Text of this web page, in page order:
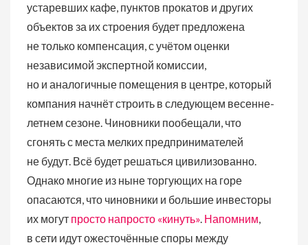
устаревших кафе, пунктов прокатов и других
объектов за их строения будет предложена
не только компенсация, с учётом оценки
независимой экспертной комиссии,
но и аналогичные помещения в центре, который
компания начнёт строить в следующем весенне-
летнем сезоне. Чиновники пообещали, что
сгонять с места мелких предпринимателей
не будут. Всё будет решаться цивилизованно.
Однако многие из ныне торгующих на горе
опасаются, что чиновники и большие инвесторы
их могут просто напросто «кинуть». Напомним,
в сети идут ожесточённые споры между